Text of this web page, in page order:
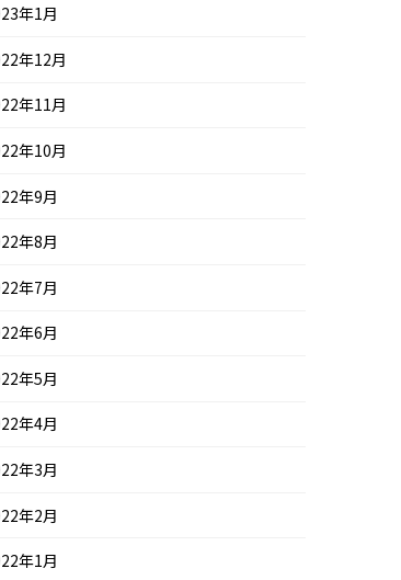
年1月
年12月
年11月
年10月
年9月
年8月
年7月
年6月
年5月
年4月
年3月
年2月
年1月